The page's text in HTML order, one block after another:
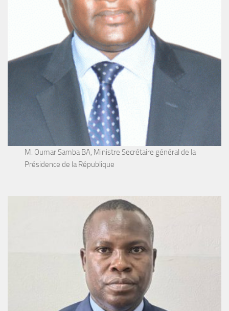
M. Oumar Samba BA, Ministre Secrétaire général de la
Présidence de la République